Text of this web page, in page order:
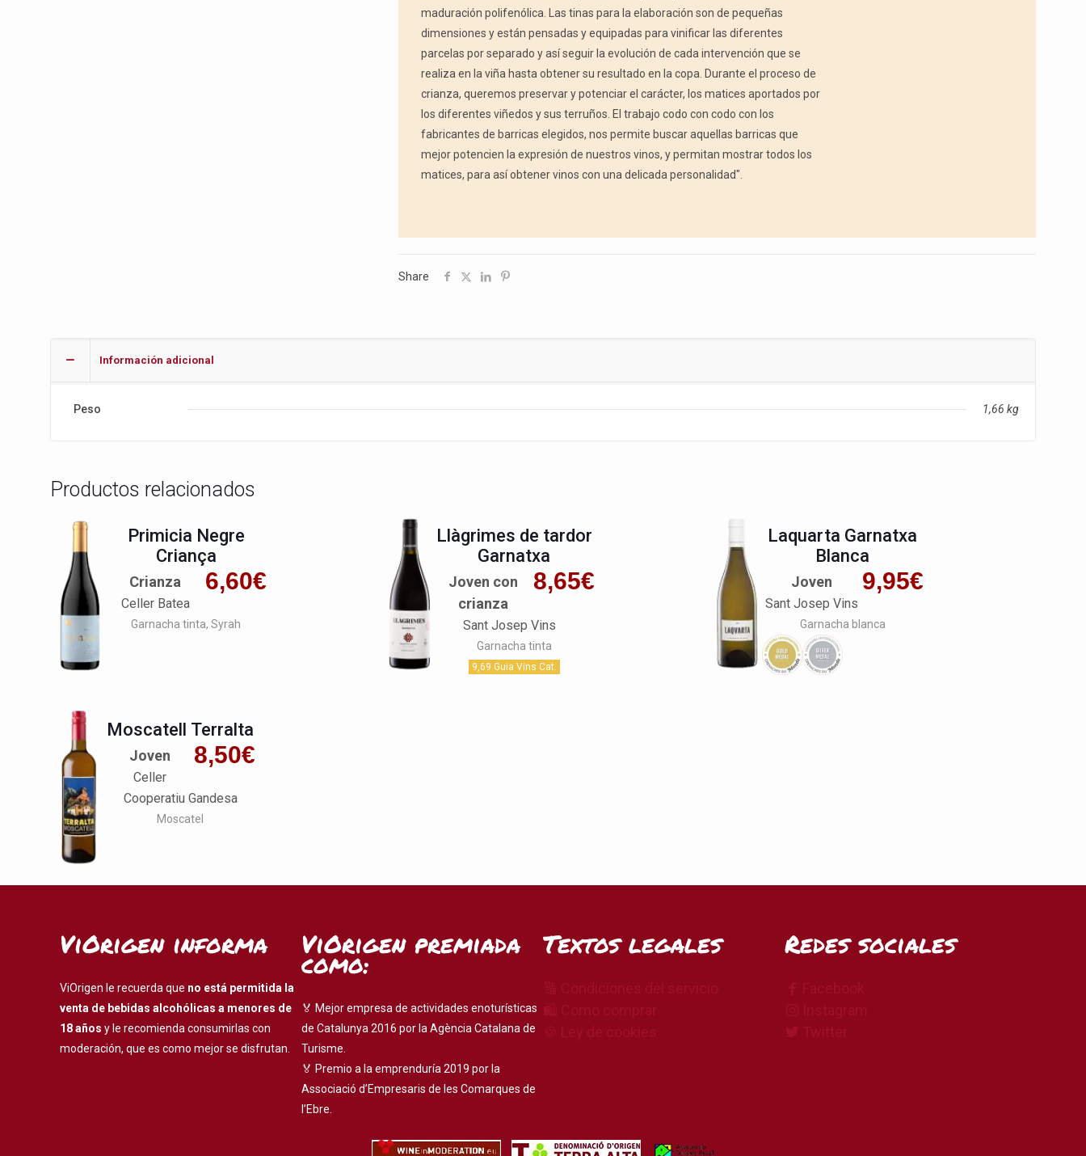
maduración polifenólica. Las tinas para la elaboración son de pequeñas
dimensiones y están pensadas y equipadas para vinificar las diferentes
parcelas por separado y así seguir la evolución de cada intervención que se
realiza en la viña hasta obtener su resultado en la copa. Durante el proceso de
crianza, queremos preservar y potenciar el carácter, los matices aportados por
los diferentes viñedos y sus terruños. El trabajo codo con codo con los
fabricantes de barricas elegidos, nos permite buscar aquellas barricas que
mejor potencien la expresión de nuestros vinos, y permitan mostrar todos los
matices, para así obtener vinos con una delicada personalidad".
Share
Información adicional
Peso 1,66 kg
Productos relacionados
Primicia Negre
Criança
6,60€
Crianza
Celler Batea
Garnacha tinta Syrah
Llàgrimes de tardor
Garnatxa
8,65€
Joven con
crianza
Sant Josep Vins
Garnacha tinta
9,69 Guia Vins Cat.
Laquarta Garnatxa
Blanca
9,95€
Joven
Sant Josep Vins
Garnacha blanca
Moscatell Terralta
8,50€
Joven
Celler
Cooperatiu Gandesa
Moscatel
ViOrigen informa
ViOrigen le recuerda que no está permitida la
venta de bebidas alcohólicas a menores de
18 años y le recomienda consumirlas con
moderación, que es como mejor se disfrutan.
ViOrigen premiada
como:
🏅 Mejor empresa de actividades enoturísticas
de Catalunya 2016 por la Agència Catalana de
Turisme.
🏅 Premio a la emprenduría 2019 por la
Associació d’Empresaris de les Comarques de
l’Ebre.
Textos legales Redes sociales